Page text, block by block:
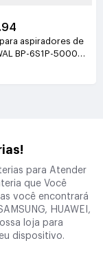
aspiradores de
BP-6S1P-5000A
para Atender
que Você
você encontrará
HUAWEI,
loja para
dispositivo.